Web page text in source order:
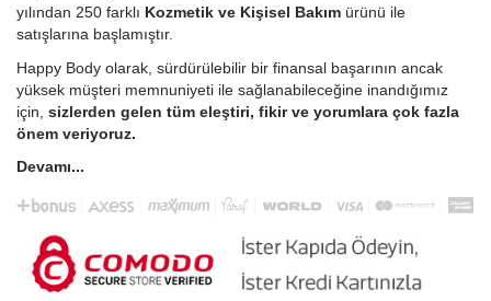
yılından 250 farklı Kozmetik ve Kişisel Bakım ürünü ile
satışlarına başlamıştır.
Happy Body olarak, sürdürülebilir bir finansal başarının ancak
yüksek müşteri memnuniyeti ile sağlanabileceğine inandığımız
için, sizlerden gelen tüm eleştiri, fikir ve yorumlara çok fazla
önem veriyoruz.
Devamı...